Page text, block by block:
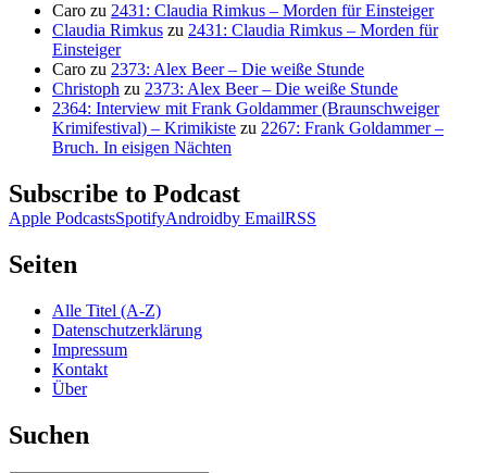
Caro zu 2431: Claudia Rimkus – Morden für Einsteiger
Claudia Rimkus zu 2431: Claudia Rimkus – Morden für
Einsteiger
Caro zu 2373: Alex Beer – Die weiße Stunde
Christoph zu 2373: Alex Beer – Die weiße Stunde
2364: Interview mit Frank Goldammer (Braunschweiger
Krimifestival) – Krimikiste zu 2267: Frank Goldammer –
Bruch. In eisigen Nächten
Subscribe to Podcast
Apple PodcastsSpotifyAndroidby EmailRSS
Seiten
Alle Titel (A-Z)
Datenschutzerklärung
Impressum
Kontakt
Über
Suchen